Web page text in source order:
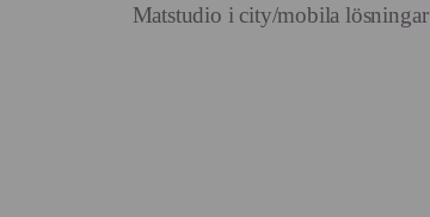
Matstudio i city/mobila lösningar